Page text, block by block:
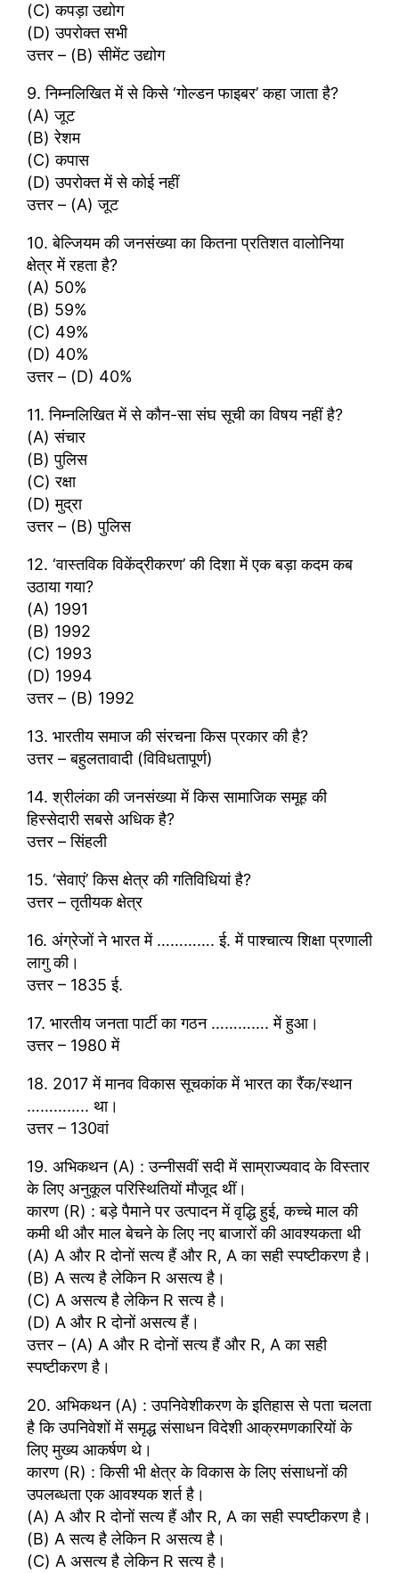
(C) कपड़ा उ‌द्योग
(D) उपरोक्त सभी
उत्तर – (B) सीमेंट उ‌द्योग
9. निम्नलिखित में से किसे ‘गोल्डन फाइबर’ कहा जाता है?
(A) जूट
(B) रेशम
(C) कपास
(D) उपरोक्त में से कोई नहीं
उत्तर – (A) जूट
10. बेल्जियम की जनसंख्या का कितना प्रतिशत वालोनिया
क्षेत्र में रहता है?
(A) 50%
(B) 59%
(C) 49%
(D) 40%
उत्तर – (D) 40%
11. निम्नलिखित में से कौन-सा संघ सूची का विषय नहीं है?
(A) संचार
(B) पुलिस
(C) रक्षा
(D) मुद्रा
उत्तर – (B) पुलिस
12. ‘वास्तविक विकेंद्रीकरण’ की दिशा में एक बड़ा कदम कब
उठाया गया?
(A) 1991
(B) 1992
(C) 1993
(D) 1994
उत्तर – (B) 1992
13. भारतीय समाज की संरचना किस प्रकार की है?
उत्तर – बहुलतावादी (विविधतापूर्ण)
14. श्रीलंका की जनसंख्या में किस सामाजिक समूह की
हिस्सेदारी सबसे अधिक है?
उत्तर – सिंहली
15. ‘सेवाएं’ किस क्षेत्र की गतिविधियां है?
उत्तर – तृतीयक क्षेत्र
16. अंग्रेजों ने भारत में …………. ई. में पाश्चात्य शिक्षा प्रणाली
लागु की।
उत्तर – 1835 ई.
17. भारतीय जनता पार्टी का गठन …………. में हुआ।
उत्तर – 1980 में
18. 2017 में मानव विकास सूचकांक में भारत का रैंक/स्थान
………….. था।
उत्तर – 130वां
19. अभिकथन (A) : उन्नीसवीं सदी में साम्राज्यवाद के विस्तार
के लिए अनुकूल परिस्थितियों मौजूद थीं।
कारण (R) : बड़े पैमाने पर उत्पादन में वृद्धि हुई, कच्चे माल की
कमी थी और माल बेचने के लिए नए बाजारों की आवश्यकता थी
(A) A और R दोनों सत्य हैं और R, A का सही स्पष्टीकरण है।
(B) A सत्य है लेकिन R असत्य है।
(C) A असत्य है लेकिन R सत्य है।
(D) A और R दोनों असत्य हैं।
उत्तर – (A) A और R दोनों सत्य हैं और R, A का सही
स्पष्टीकरण है।
20. अभिकथन (A) : उपनिवेशीकरण के इतिहास से पता चलता
है कि उपनिवेशों में समृद्ध संसाधन विदेशी आक्रमणकारियों के
लिए मुख्य आकर्षण थे।
कारण (R) : किसी भी क्षेत्र के विकास के लिए संसाधनों की
उपलब्धता एक आवश्यक शर्त है।
(A) A और R दोनों सत्य हैं और R, A का सही स्पष्टीकरण है।
(B) A सत्य है लेकिन R असत्य है।
(C) A असत्य है लेकिन R सत्य है।